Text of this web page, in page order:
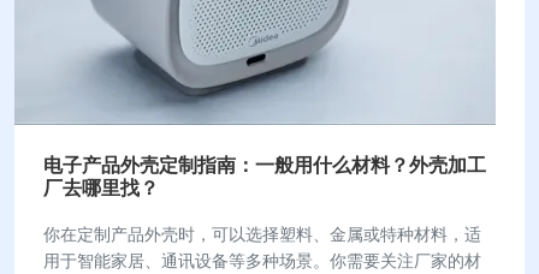
电子产品外壳定制指南：一般用什么材料？外壳加工
厂去哪里找？
你在定制产品外壳时，可以选择塑料、金属或特种材料，适
用于智能家居、通讯设备等多种场景。你需要关注厂家的材